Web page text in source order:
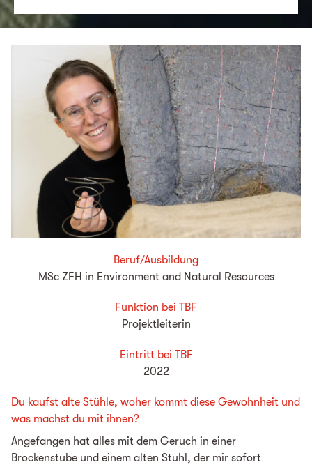
Beruf/Ausbildung
MSc ZFH in Environment and Natural Resources
Funktion bei TBF
Projektleiterin
Eintritt bei TBF
2022
Du kaufst alte Stühle, woher kommt diese Gewohnheit und
was machst du mit ihnen?
Angefangen hat alles mit dem Geruch in einer
Brockenstube und einem alten Stuhl, der mir sofort